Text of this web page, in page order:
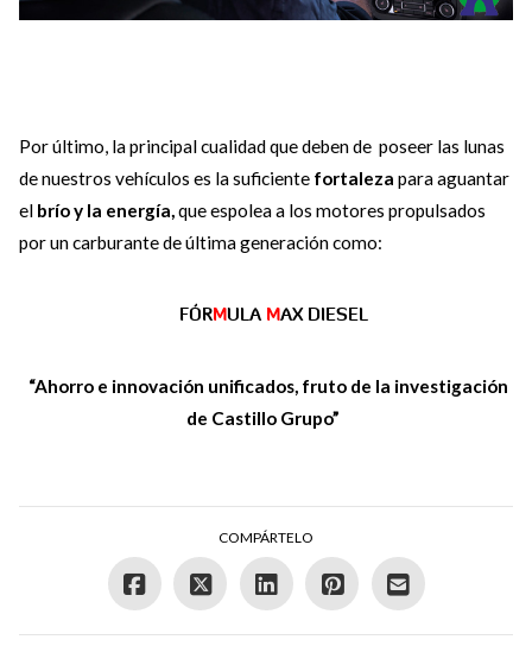
Por último, la principal cualidad que deben de poseer las lunas
de nuestros vehículos es la suficiente fortaleza para aguantar
el brío y la energía,que espolea a los motores propulsados
por un carburante de última generación como:
FÓRMULA MAX DIESEL
“Ahorro e innovación unificados, fruto de la investigación
de Castillo Grupo”
COMPÁRTELO